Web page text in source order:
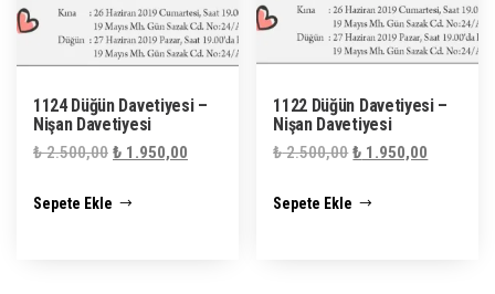
1124 Düğün Davetiyesi –
Nişan Davetiyesi
₺2.500,00 Orijinal
₺ 2.500,00.
₺ 1.950,00
Sepete Ekle
1122 Düğün Davetiyesi –
Nişan Davetiyesi
₺2.500,00 Orijinal
₺ 2.500,00.
₺ 1.950,00
Sepete Ekle